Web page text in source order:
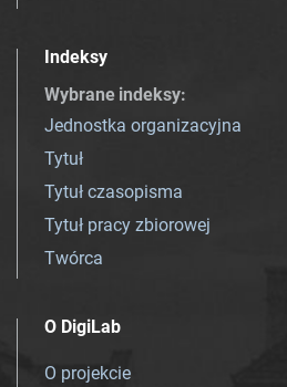
Indeksy
Wybrane indeksy:
Jednostka organizacyjna
Tytuł
Tytuł czasopisma
Tytuł pracy zbiorowej
Twórca
O DigiLab
O projekcie